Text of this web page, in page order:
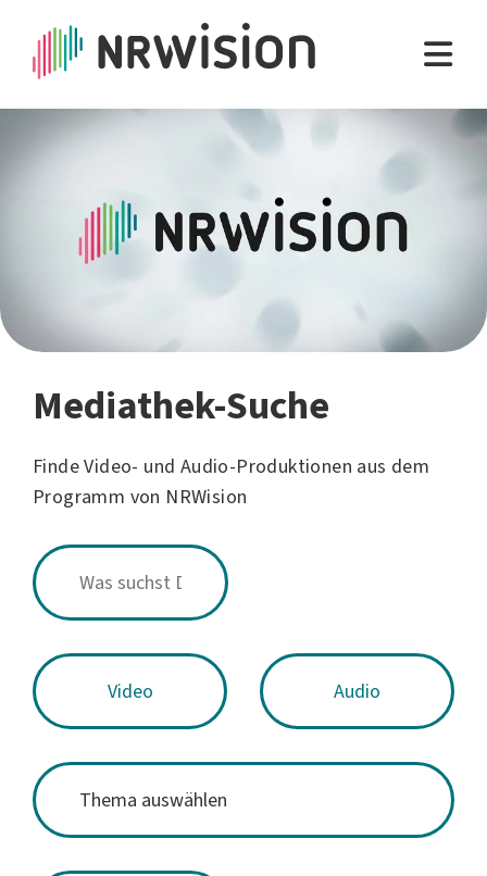
Mediathek-Suche
Finde Video- und Audio-Produktionen aus dem
Programm von NRWision
Video Audio